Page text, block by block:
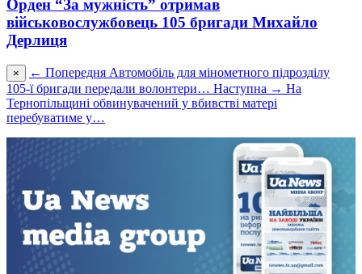
Орден “За мужність” отримав
військовослужбовець 105 бригади Михайло
Дерлиця
× ← Попередня Автомобіль для мінометного підрозділу
105-ї бригади передали волонтери… Наступна → На
Тернопільщині обвинувачений у вбивстві матері
перебуватиме у…